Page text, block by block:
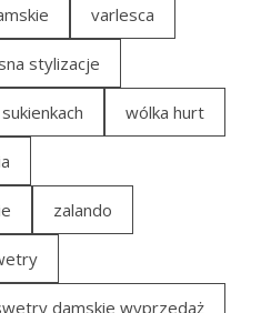
varlesca
stylizacje
wólka hurt
zalando
damskie wyprzedaż